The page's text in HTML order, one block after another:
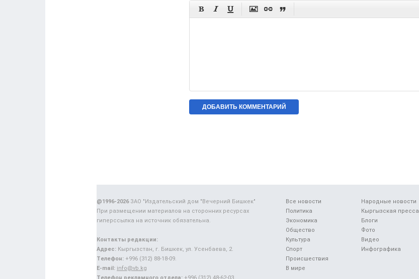
     
Все новости
Политика
Экономика
Общество
Культура
Спорт
Происшествия
В мире
Народные новости
Кыргызская пресса
Блоги
Фото
Видео
Инфографика
@1996-2026ЗАО "Издательский дом "Вечерний Бишкек"
При размещении материалов на сторонних ресурсах
гиперссылка на источник обязательна.
Контакты редакции:
Адрес: Кыргызстан, г. Бишкек, ул. Усенбаева, 2.
Телефон: +996 (312) 88-18-09.
E-mail: info@vb.kg
Телефон рекламного отдела: +996 (312) 48-62-03.